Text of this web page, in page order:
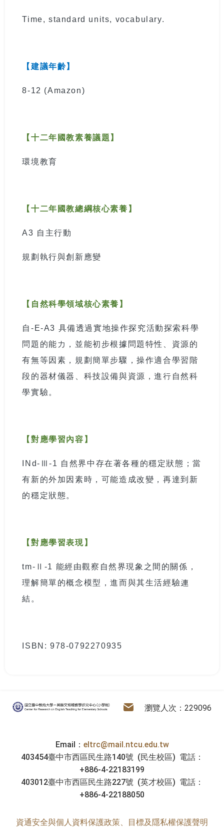
Time, standard units, vocabulary.
【建議年齡】
8-12 (Amazon)
【十二年國教素養議題】
環境教育
【十二年國教總綱核心素養】
A3 自主行動
規劃執行與創新應變
【自然科學領域核心素養】
自 -E-A3 具備透過實地操作探究活動探索科學
問題的能力，並能初步根據問題特性、資源的
有無等因素，規劃簡單步驟，操作適合學習階
段的器材儀器、科技設備與資源，進行自然科
學實驗。
【對應學習內容】
INd- Ⅲ-1 自 然界中存在著各種的穩定狀態；當
有新的外加因素時，可能造成改變，再達到新
的穩定狀態。
【對應學習表現】
tm- Ⅱ -1 能經由觀察自然界現象之間的關係，
理解簡單的概念模型，進而與其生活經驗連
結。
ISBN: 978-0792270935
::: 瀏覽人次：229096
英語文領域教學研究中心
電子信箱
Email： eltrc@mail.ntcu.edu.tw
403454臺中市西區民生路140號 (民生校區) 電話：
+886-4-22183199
403012臺中市西區民生路227號 (英才校區) 電話：
+886-4-22188050
資通安全與個人資料保護政策、目標及隱私權保護聲明